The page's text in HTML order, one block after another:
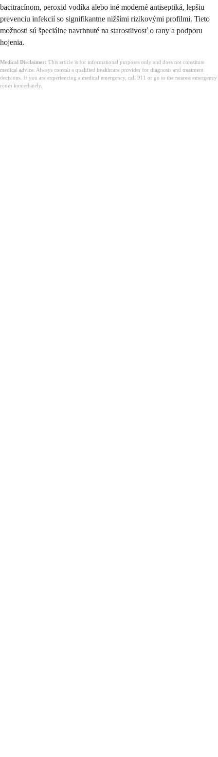
bacitracínom, peroxid vodíka alebo iné moderné antiseptiká, lepšiu
prevenciu infekcií so signifikantne nižšími rizikovými profilmi. Tieto
možnosti sú špeciálne navrhnuté na starostlivosť o rany a podporu
hojenia.
Medical Disclaimer: This article is for informational purposes only and does not constitute
medical advice. Always consult a qualified healthcare provider for diagnosis and treatment
decisions. If you are experiencing a medical emergency, call 911 or go to the nearest emergency
room immediately.